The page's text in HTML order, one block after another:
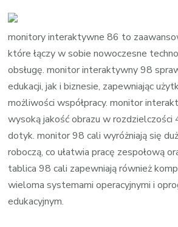
98
–
na
dużą
skalę
monitory interaktywne 86 to
które łączy w sobie nowoczesne
obsługę. monitor interaktywny 98
edukacji, jak i biznesie, zapewniając
możliwości współpracy. monitor
wysoką jakość obrazu w rozdzielczości
dotyk. monitor 98 cali wyróżniają się
roboczą, co ułatwia pracę zespołową
tablica 98 cali zapewniają również
wieloma systemami operacyjnymi i
edukacyjnym.